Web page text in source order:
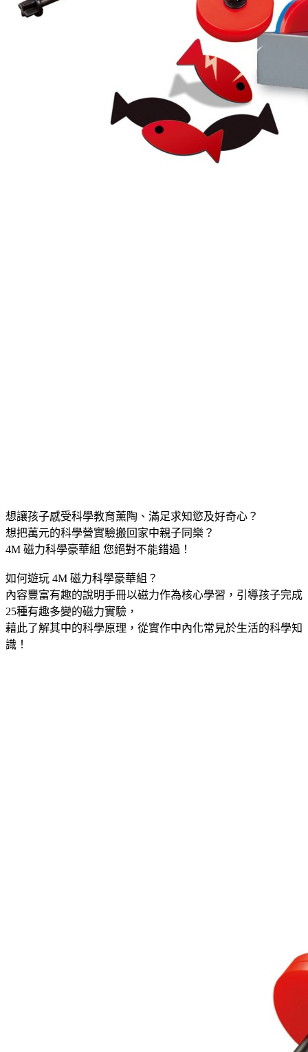
想讓孩子感受科學教育薰陶、滿足求知慾及好奇心？
想把萬元的科學營實驗搬回家中親子同樂？
4M 磁力科學豪華組 您絕對不能錯過！
如何遊玩 4M 磁力科學豪華組？
內容豐富有趣的說明手冊以磁力作為核心學習，引導孩子完成
25種有趣多變的磁力實驗，
藉此了解其中的科學原理，從實作中內化常見於生活的科學知
識！